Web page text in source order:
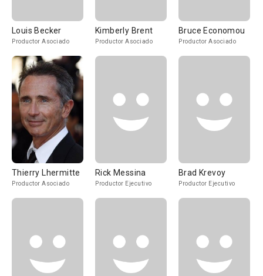
Louis Becker
Productor Asociado
Kimberly Brent
Productor Asociado
Bruce Economou
Productor Asociado
Thierry Lhermitte
Productor Asociado
Rick Messina
Productor Ejecutivo
Brad Krevoy
Productor Ejecutivo